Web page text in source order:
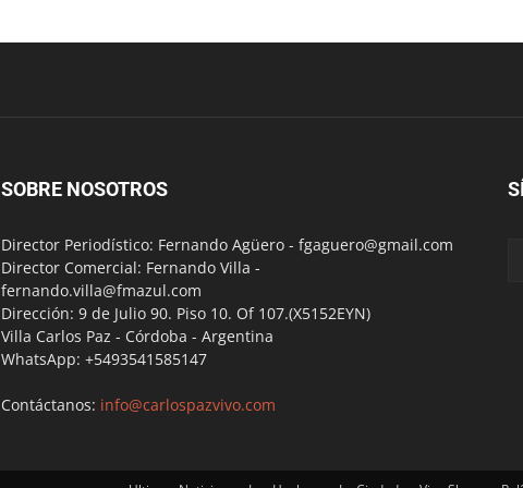
SOBRE NOSOTROS
Director Periodístico: Fernando Agüero - fgaguero@gmail.com
Director Comercial: Fernando Villa -
fernando.villa@fmazul.com
Dirección: 9 de Julio 90. Piso 10. Of 107.(X5152EYN)
Villa Carlos Paz - Córdoba - Argentina
WhatsApp: +5493541585147
Contáctanos: info@carlospazvivo.com